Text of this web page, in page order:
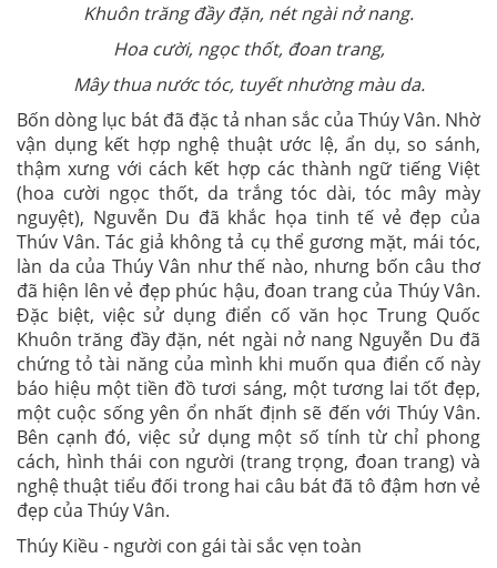
Khuôn trăng đầy đặn, nét ngài nở nang.
Hoa cười, ngọc thốt, đoan trang,
Mây thua nước tóc, tuyết nhường màu da.
Bốn dòng lục bát đã đặc tả nhan sắc của Thúy Vân. Nhờ
vận dụng kết hợp nghệ thuật ước lệ, ẩn dụ, so sánh,
thậm xưng với cách kết hợp các thành ngữ tiếng Việt
(hoa cười ngọc thốt, da trắng tóc dài, tóc mây mày
nguyệt), Nguvễn Du đã khắc họa tinh tế vẻ đẹp của
Thúv Vân. Tác giả không tả cụ thể gương mặt, mái tóc,
làn da của Thúy Vân như thế nào, nhưng bốn câu thơ
đã hiện lên vẻ đẹp phúc hậu, đoan trang của Thúy Vân.
Đặc biệt, việc sử dụng điển cố văn học Trung Quốc
Khuôn trăng đầy đặn, nét ngài nở nang Nguyễn Du đã
chứng tỏ tài năng của mình khi muốn qua điển cố này
báo hiệu một tiền đồ tươi sáng, một tương lai tốt đẹp,
một cuộc sống yên ổn nhất định sẽ đến với Thúy Vân.
Bên cạnh đó, việc sử dụng một số tính từ chỉ phong
cách, hình thái con người (trang trọng, đoan trang) và
nghệ thuật tiểu đối trong hai câu bát đã tô đậm hơn vẻ
đẹp của Thúy Vân.
Thúy Kiều - người con gái tài sắc vẹn toàn